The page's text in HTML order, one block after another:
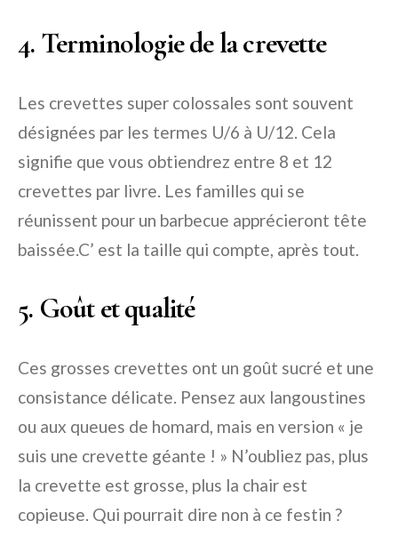
4. Terminologie de la crevette
Les crevettes super colossales sont souvent
désignées par les termes U/6 à U/12. Cela
signifie que vous obtiendrez entre 8 et 12
crevettes par livre. Les familles qui se
réunissent pour un barbecue apprécieront tête
baissée.C’ est la taille qui compte, après tout.
5. Goût et qualité
Ces grosses crevettes ont un goût sucré et une
consistance délicate. Pensez aux langoustines
ou aux queues de homard, mais en version « je
suis une crevette géante ! » N’oubliez pas, plus
la crevette est grosse, plus la chair est
copieuse. Qui pourrait dire non à ce festin ?